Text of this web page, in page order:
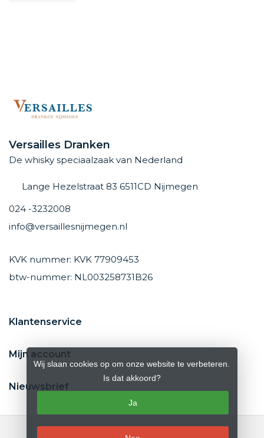
Versailles Dranken
De whisky speciaalzaak van Nederland
Lange Hezelstraat 83 6511CD Nijmegen
024 -3232008
info@versaillesnijmegen.nl
KVK nummer: KVK 77909453
btw-nummer: NL003258731B26
Klantenservice
Mijn account
Nieuwsbrief
Wij slaan cookies op om onze website te verbeteren.
Is dat akkoord?
Ja